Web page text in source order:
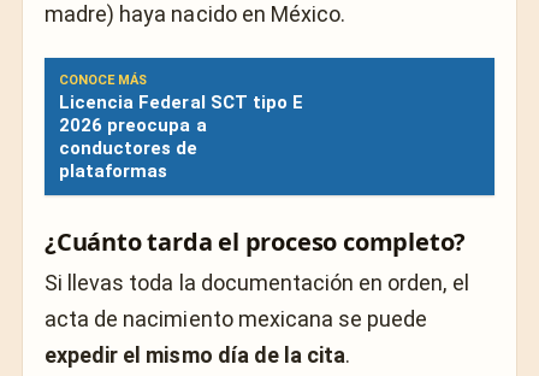
madre) haya nacido en México.
CONOCE MÁS
Licencia Federal SCT tipo E
2026 preocupa a
conductores de
plataformas
¿Cuánto tarda el proceso completo?
Si llevas toda la documentación en orden, el
acta de nacimiento mexicana se puede
expedir el mismo día de la cita.